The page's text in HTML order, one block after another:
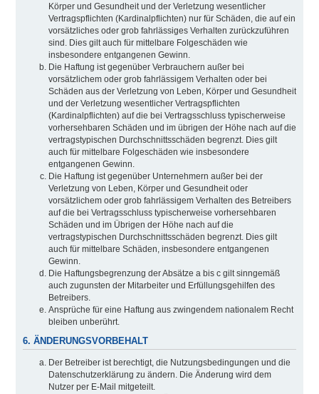
Körper und Gesundheit und der Verletzung wesentlicher
Vertragspflichten (Kardinalpflichten) nur für Schäden, die auf ein
vorsätzliches oder grob fahrlässiges Verhalten zurückzuführen
sind. Dies gilt auch für mittelbare Folgeschäden wie
insbesondere entgangenen Gewinn.
Die Haftung ist gegenüber Verbrauchern außer bei
vorsätzlichem oder grob fahrlässigem Verhalten oder bei
Schäden aus der Verletzung von Leben, Körper und Gesundheit
und der Verletzung wesentlicher Vertragspflichten
(Kardinalpflichten) auf die bei Vertragsschluss typischerweise
vorhersehbaren Schäden und im übrigen der Höhe nach auf die
vertragstypischen Durchschnittsschäden begrenzt. Dies gilt
auch für mittelbare Folgeschäden wie insbesondere
entgangenen Gewinn.
Die Haftung ist gegenüber Unternehmern außer bei der
Verletzung von Leben, Körper und Gesundheit oder
vorsätzlichem oder grob fahrlässigem Verhalten des Betreibers
auf die bei Vertragsschluss typischerweise vorhersehbaren
Schäden und im Übrigen der Höhe nach auf die
vertragstypischen Durchschnittsschäden begrenzt. Dies gilt
auch für mittelbare Schäden, insbesondere entgangenen
Gewinn.
Die Haftungsbegrenzung der Absätze a bis c gilt sinngemäß
auch zugunsten der Mitarbeiter und Erfüllungsgehilfen des
Betreibers.
Ansprüche für eine Haftung aus zwingendem nationalem Recht
bleiben unberührt.
6. ÄNDERUNGSVORBEHALT
Der Betreiber ist berechtigt, die Nutzungsbedingungen und die
Datenschutzerklärung zu ändern. Die Änderung wird dem
Nutzer per E-Mail mitgeteilt.